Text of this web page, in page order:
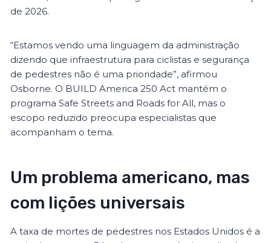
de 2026.
“Estamos vendo uma linguagem da administração
dizendo que infraestrutura para ciclistas e segurança
de pedestres não é uma prioridade”, afirmou
Osborne. O BUILD America 250 Act mantém o
programa Safe Streets and Roads for All, mas o
escopo reduzido preocupa especialistas que
acompanham o tema.
Um problema americano, mas
com lições universais
A taxa de mortes de pedestres nos Estados Unidos é a